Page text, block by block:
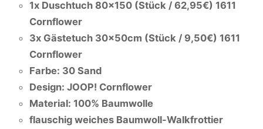
1x Duschtuch 80x150 (Stück / 62,95€) 1611
Cornflower
3x Gästetuch 30x50cm (Stück / 9,50€) 1611
Cornflower
Farbe: 30 Sand
Design: JOOP! Cornflower
Material: 100% Baumwolle
flauschig weiches Baumwoll-Walkfrottier